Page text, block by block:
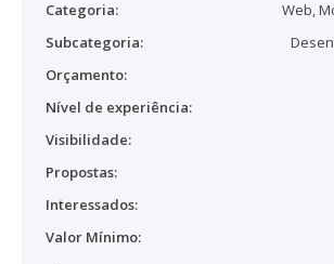
Categoria:
Web,
Subcategoria:
Orçamento:
Nível de experiência:
Visibilidade:
Propostas:
Interessados:
Valor Mínimo: